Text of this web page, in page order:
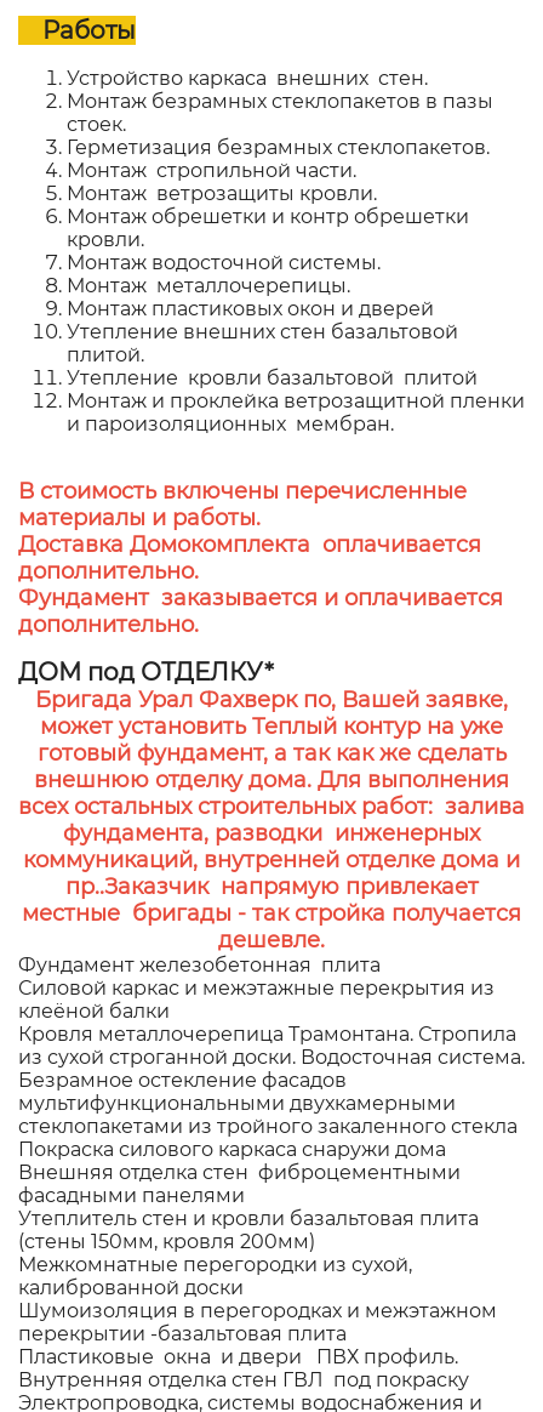
Работы
Устройство каркаса внешних стен.
Монтаж безрамных стеклопакетов в пазы
стоек.
Герметизация безрамных стеклопакетов.
Монтаж стропильной части.
Монтаж ветрозащиты кровли.
Монтаж обрешетки и контр обрешетки
кровли.
Монтаж водосточной системы.
Монтаж металлочерепицы.
Монтаж пластиковых окон и дверей
Утепление внешних стен базальтовой
плитой.
Утепление кровли базальтовой плитой
Монтаж и проклейка ветрозащитной пленки
и пароизоляционных мембран.
В стоимость включены перечисленные
материалы и работы.
Доставка Домокомплекта оплачивается
дополнительно.
Фундамент заказывается и оплачивается
дополнительно.
ДОМ под ОТДЕЛКУ*
Бригада Урал Фахверк по, Вашей заявке,
может установить Теплый контур на уже
готовый фундамент, а так как же сделать
внешнюю отделку дома. Для выполнения
всех остальных строительных работ: залива
фундамента, разводки инженерных
коммуникаций, внутренней отделке дома и
пр..Заказчик напрямую привлекает
местные бригады - так стройка получается
дешевле.
Фундамент железобетонная плита
Силовой каркас и межэтажные перекрытия из
клеёной балки
Кровля металлочерепица Трамонтана. Стропила
из сухой строганной доски. Водосточная система.
Безрамное остекление фасадов
мультифункциональными двухкамерными
стеклопакетами из тройного закаленного стекла
Покраска силового каркаса снаружи дома
Внешняя отделка стен фиброцементными
фасадными панелями
Утеплитель стен и кровли базальтовая плита
(стены 150мм, кровля 200мм)
Межкомнатные перегородки из сухой,
калиброванной доски
Шумоизоляция в перегородках и межэтажном
перекрытии -базальтовая плита
Пластиковые окна и двери ПВХ профиль.
Внутренняя отделка стен ГВЛ под покраску
Электропроводка, системы водоснабжения и